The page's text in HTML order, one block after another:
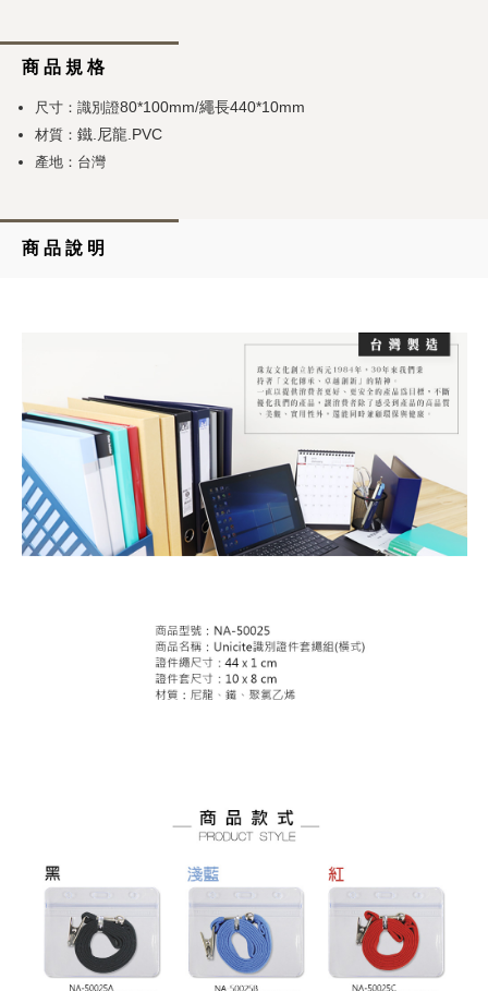
商 品 規 格
尺寸：識別證80*100mm/繩長440*10mm
材質： 鐵.尼龍.PVC
產地：台灣
商 品 說 明